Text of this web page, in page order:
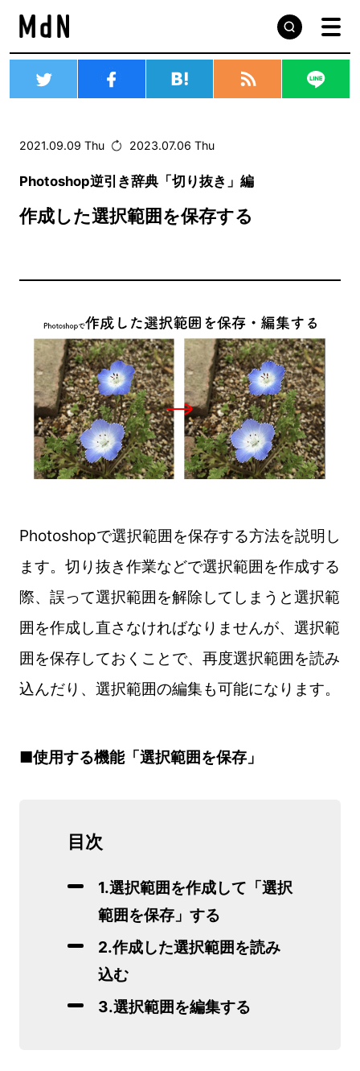
2021.09.09 Thu 2023.07.06 Thu
Photoshop逆引き辞典「切り抜き」編
作成した選択範囲を保存する
Photoshopで選択範囲を保存する方法を説明し
ます。切り抜き作業などで選択範囲を作成する
際、誤って選択範囲を解除してしまうと選択範
囲を作成し直さなければなりませんが、選択範
囲を保存しておくことで、再度選択範囲を読み
込んだり、選択範囲の編集も可能になります。
■使用する機能「選択範囲を保存」
目次
1.選択範囲を作成して「選択
範囲を保存」する
2.作成した選択範囲を読み
込む
3.選択範囲を編集する